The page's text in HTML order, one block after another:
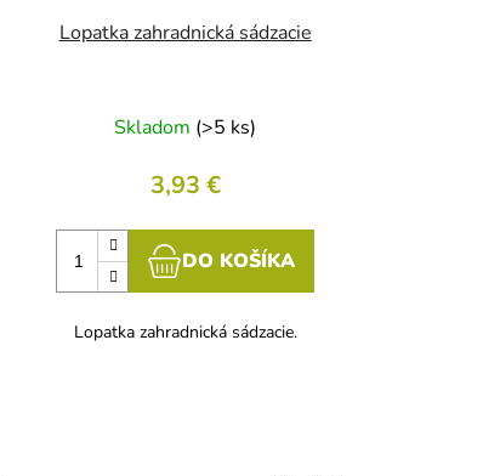
Lopatka zahradnická sádzacie
Skladom (>5 ks)
3,93 €
DO KOŠÍKA
Lopatka zahradnická sádzacie.